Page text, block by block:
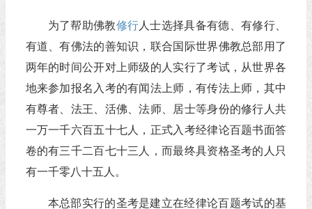
为了帮助佛教修行 人士选择具备有德、有修行、
有道、有佛法的善知识，联合国际世界佛教总部用了
两年的时间公开对上师级的人实行了考试，从世界各
地来参加报名入考的有闻法上师，有传法上师，其中
有尊者、法王、活佛、法师、居士等身份的修行人共
一万一千六百五十七人，正式入考经律论百题书面答
卷的有三千二百七十三人，而最终具资格圣考的人只
有一千零八十五人。
本总部实行的圣考是建立在经律论百题考试的基